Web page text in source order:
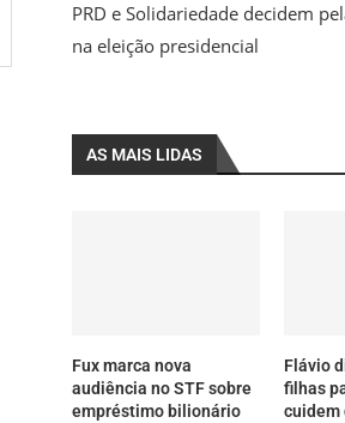
PRD e Solidariedade decidem
na eleição presidencial
AS MAIS LIDAS
Fux marca nova
audiência no STF sobre
empréstimo bilionário
Flávio
filhas
cuidem